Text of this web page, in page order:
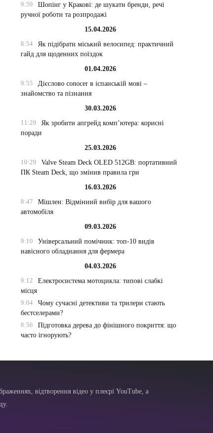
9:59
Шопінг у Кракові: де шукати бренди, речі
ручної роботи та розпродажі
15.04.2026
8:54
Як підібрати міський велосипед: практичний
гайд для щоденних поїздок
01.04.2026
9:55
Дієслово conocer в іспанській мові –
знайомство та пізнання
30.03.2026
11:29
Як зробити апгрейд комп’ютера: корисні
поради
25.03.2026
10:29
Valve Steam Deck OLED 512GB: портативний
ПК Steam Deck, що змінив правила гри
16.03.2026
8:47
Мішлен: Відмінний вибір для вашого
автомобіля
09.03.2026
9:10
Універсальний помічник: топ-10 видів
навісного обладнання для фермера
04.03.2026
9:12
Електросистема мотоцикла: типові слабкі
місця
9:04
Чому сучасні детективи та трилери стають
бестселерами?
8:56
Підготовка дерева до фінішного покриття: що
часто ігнорують?
відтворення відео у плеєрі YouTube, а